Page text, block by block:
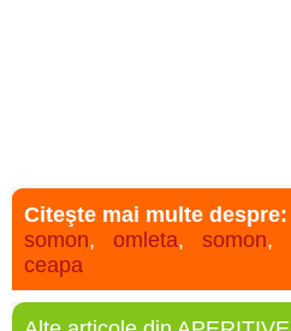
Citeşte mai multe despre:
somon, omleta, somon,
ceapa